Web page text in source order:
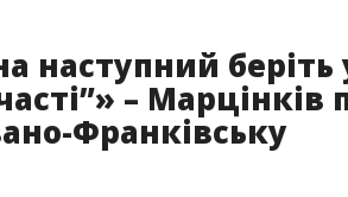
наступний беріть
– Марцінків
Франківську